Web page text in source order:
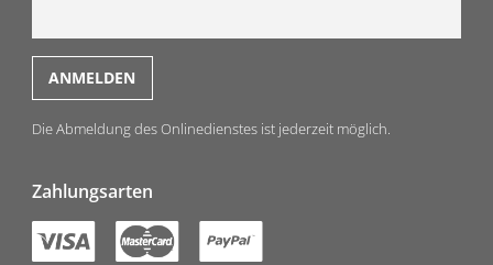
Die Abmeldung des Onlinedienstes ist jederzeit möglich.
Zahlungsarten